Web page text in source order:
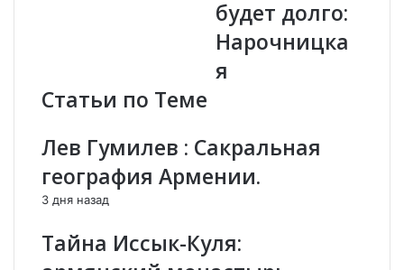
в
й
е
–
р
е
л
»
А
в
п
л
будет долго:
Нарочницка
я
Статьи по Теме
Лев Гумилев : Сакральная
география Армении.
3 дня назад
Тайна Иссык-Куля: